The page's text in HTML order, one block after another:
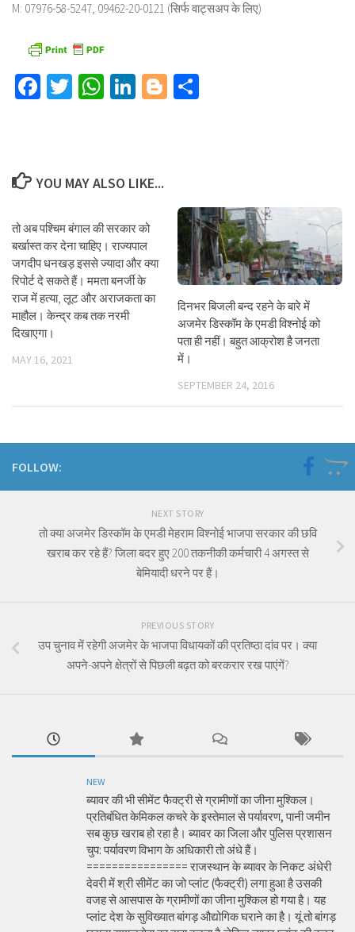
M: 07976-58-5247, 09462-20-0121 (सिर्फ वाट्सअप के लिए)
Facebook
TwitterWhatsApp
LinkedIn
Blogger
YOU MAY ALSO LIKE...
तो अब पश्चिम बंगाल की सरकार को
बर्खास्त कर देना चाहिए। राज्यपाल
जगदीप धनखड़ इससे ज्यादा और क्या
रिपोर्ट दे सकते हैं। ममता बनर्जी के
राज में हत्या, लूट और अराजकता का
माहौल। केन्द्र कब तक नरमी
दिखाएगा।
MAY 16, 2021
दिनभर बिजली बन्द रहने के बारे में
अजमेर डिस्कॉम के एमडी विश्नोई को
पता ही नहीं। बहुत आक्रोश है जनता
में।
SEPTEMBER 24, 2016
FOLLOW:
NEXT STORY
तो क्या अजमेर डिस्कॉम के एमडी मेहराम विश्नोई भाजपा सरकार की छवि
खराब कर रहे हैं? जिला बदर हुए 200 तकनीकी कर्मचारी 4 अगस्त से
बेमियादी धरने पर हैं।
PREVIOUS STORY
उप चुनाव में रहेगी अजमेर के भाजपा विधायकों की प्रतिष्ठा दांव पर। क्या
अपने-अपने क्षेत्रों से पिछली बढ़त को बरकरार रख पाएंगें?
NEW
ब्यावर की भी सीमेंट फैक्ट्री से ग्रामीणों का जीना मुश्किल।
प्रतिबंधित केमिकल कचरे के इस्तेमाल से पर्यावरण, पानी जमीन
सब कुछ खराब हो रहा है। ब्यावर का जिला और पुलिस प्रशासन
चुप: पर्यावरण विभाग के अधिकारी तो अंधे हैं।
================ राजस्थान के ब्यावर के निकट अंधेरी
देवरी में श्री सीमेंट का जो प्लांट (फैक्ट्री) लगा हुआ है उसकी
वजह से आसपास के ग्रामीणों का जीना मुश्किल हो गया है। यह
प्लांट देश के सुविख्यात बांगड़ औद्योगिक घराने का है। यूं तो बांगड़